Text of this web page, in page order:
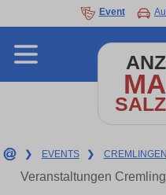
Event
❯ EVENTS ❯ CREMLINGEN
Veranstaltungen